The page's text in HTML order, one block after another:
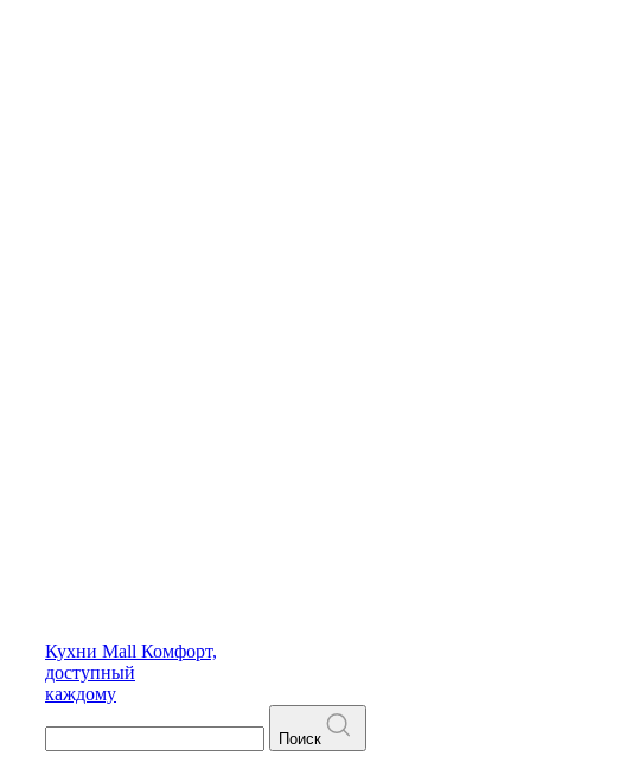
Кухни Mall Комфорт,
доступный
каждому
Поиск